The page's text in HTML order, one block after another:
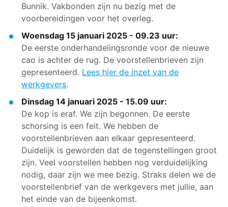
Bunnik. Vakbonden zijn nu bezig met de
voorbereidingen voor het overleg.
Woensdag 15 januari 2025 - 09.23 uur:
De eerste onderhandelingsronde voor de nieuwe
cao is achter de rug. De voorstellenbrieven zijn
gepresenteerd. Lees hier de inzet van de
werkgevers.
Dinsdag 14 januari 2025 - 15.09 uur:
De kop is eraf. We zijn begonnen. De eerste
schorsing is een feit. We hebben de
voorstellenbrieven aan elkaar gepresenteerd.
Duidelijk is geworden dat de tegenstellingen groot
zijn. Veel voorstellen hebben nog verduidelijking
nodig, daar zijn we mee bezig. Straks delen we de
voorstellenbrief van de werkgevers met jullie, aan
het einde van de bijeenkomst.